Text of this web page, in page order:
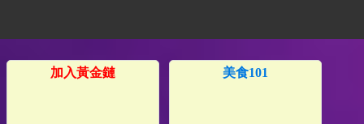
加入黃金鏈 美食101